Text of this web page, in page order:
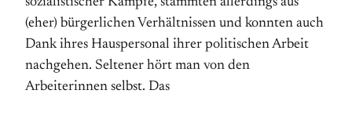
(eher) bürgerlichen Verhältnissen und konnten auch
Dank ihres Hauspersonal ihrer politischen Arbeit
nachgehen. Seltener hört man von den
Arbeiterinnen selbst. Das